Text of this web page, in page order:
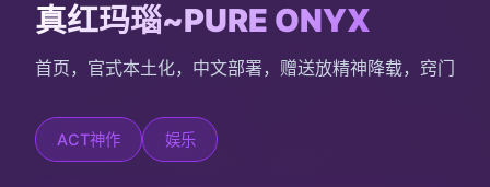
真红玛瑙~PURE ONYX
首页，官式本土化，中文部署，赠送放精神降载，窍门
ACT神作 娱乐